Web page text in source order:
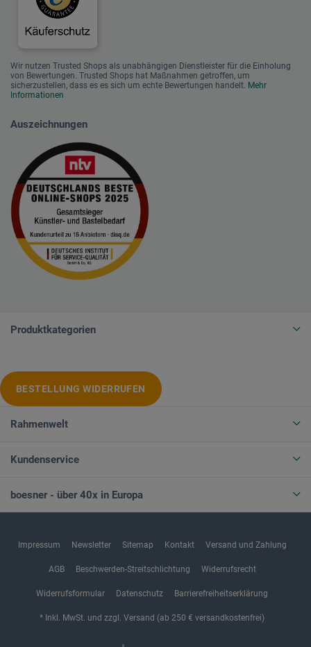
Wir nutzen Trusted Shops als unabhängigen Dienstleister für die Einholung
von Bewertungen. Trusted Shops hat Maßnahmen getroffen, um
sicherzustellen, dass es es sich um echte Bewertungen handelt. Mehr
Informationen
Auszeichnungen
Produktkategorien
BESTELLUNG WIDERRUFEN
Rahmenwelt
Kundenservice
boesner - über 40x in Europa
Impressum Newsletter Sitemap Kontakt Versand und Zahlung
AGB Beschwerden-Streitschlichtung Widerrufsrecht
Widerrufsformular Datenschutz Barrierefreiheitserklärung
* Inkl. MwSt. und zzgl. Versand (ab 250 € versandkostenfrei)